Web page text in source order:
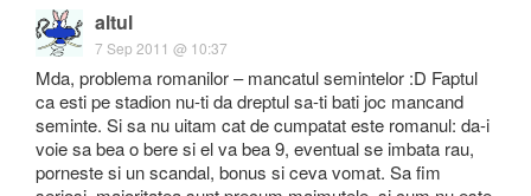
altul
7 Sep 2011 @ 10:37
Mda, problema romanilor – mancatul semintelor :D Faptul
ca esti pe stadion nu-ti da dreptul sa-ti bati joc mancand
seminte. Si sa nu uitam cat de cumpatat este romanul: da-i
voie sa bea o bere si el va bea 9, eventual se imbata rau,
porneste si un scandal, bonus si ceva vomat. Sa fim